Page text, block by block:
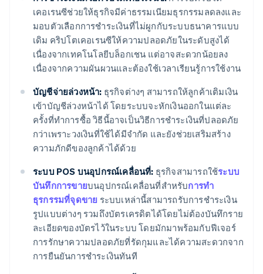
เคอเรนซีช่วยให้ธุรกิจมีค่าธรรมเนียมธุรกรรมลดลงและ
มอบตัวเลือกการชำระเงินที่ไม่ผูกกับระบบธนาคารแบบ
เดิม คริปโตเคอเรนซีให้ความปลอดภัยในระดับสูงได้
เนื่องจากเทคโนโลยีบล็อกเชน แต่อาจสะดวกน้อยลง
เนื่องจากความผันผวนและต้องใช้เวลาเรียนรู้การใช้งาน
บัญชีจ่ายล่วงหน้า: ธุรกิจต่างๆ สามารถให้ลูกค้าเติมเงิน
เข้าบัญชีล่วงหน้าได้ โดยระบบจะหักเงินออกในแต่ละ
ครั้งที่ทำการซื้อ วิธีนี้อาจเป็นวิธีการชำระเงินที่ปลอดภัย
กว่าเพราะวงเงินที่ใช้ได้มีจำกัด และยังช่วยเสริมสร้าง
ความภักดีของลูกค้าได้ด้วย
ระบบ POS บนอุปกรณ์เคลื่อนที่: ธุรกิจสามารถใช้ระบบ
บันทึกการขายบนอุปกรณ์เคลื่อนที่สำหรับการทำ
ธุรกรรมที่จุดขาย ระบบเหล่านี้สามารถรับการชำระเงิน
รูปแบบต่างๆ รวมถึงบัตรเครดิตได้โดยไม่ต้องบันทึกราย
ละเอียดของบัตรไว้ในระบบ โดยมักมาพร้อมกับฟีเจอร์
การรักษาความปลอดภัยที่รัดกุมและได้ความสะดวกจาก
การยืนยันการชำระเงินทันที